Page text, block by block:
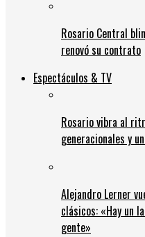
Rosario Central
renovó su contrato
Espectáculos & TV
Rosario vibra al
generacionales y
Alejandro Lerner
clásicos: «Hay un
gente»